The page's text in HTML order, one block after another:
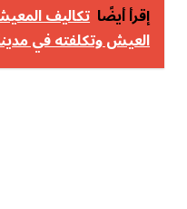
إقرأ أيضًا
العيش وتكلفته في